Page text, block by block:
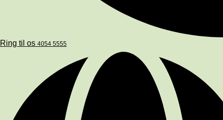
Ring til os 4054 5555